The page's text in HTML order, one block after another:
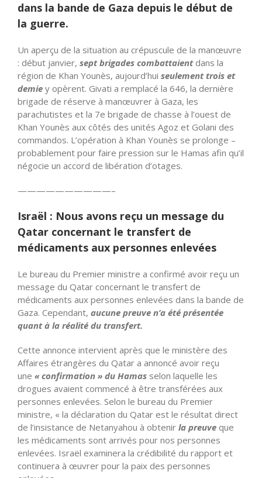
dans la bande de Gaza depuis le début de
la guerre.
Un aperçu de la situation au crépuscule de la manœuvre
: début janvier, sept brigades combattaientdans la
région de Khan Younès, aujourd’hui seulement trois et
demie y opèrent. Givati a remplacé la 646, la dernière
brigade de réserve à manœuvrer à Gaza, les
parachutistes et la 7e brigade de chasse à l’ouest de
Khan Younès aux côtés des unités Agoz et Golani des
commandos. L’opération à Khan Younès se prolonge –
probablement pour faire pression sur le Hamas afin qu’il
négocie un accord de libération d’otages.
——————————–
Israël : Nous avons reçu un message du
Qatar concernant le transfert de
médicaments aux personnes enlevées
Le bureau du Premier ministre a confirmé avoir reçu un
message du Qatar concernant le transfert de
médicaments aux personnes enlevées dans la bande de
Gaza. Cependant, aucune preuve n’a été présentée
quant à la réalité du transfert.
Cette annonce intervient après que le ministère des
Affaires étrangères du Qatar a annoncé avoir reçu
une « confirmation » du Hamas selon laquelle les
drogues avaient commencé à être transférées aux
personnes enlevées. Selon le bureau du Premier
ministre, « la déclaration du Qatar est le résultat direct
de l’insistance de Netanyahou à obtenir la preuve que
les médicaments sont arrivés pour nos personnes
enlevées. Israël examinera la crédibilité du rapport et
continuera à œuvrer pour la paix des personnes